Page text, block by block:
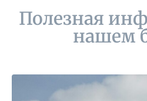
Полезная
нашем